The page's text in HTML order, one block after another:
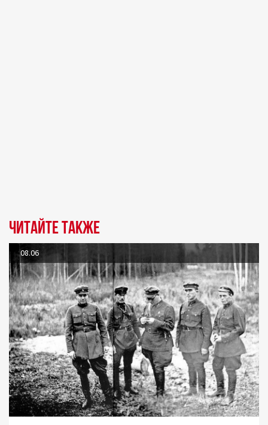
Читайте также
08.06